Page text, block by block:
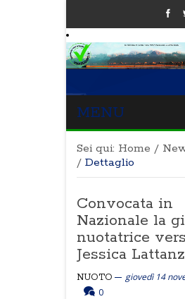
MENU
Sei qui: Home /
/ Dettaglio
Convocata in
Nazionale la
nuotatrice
Jessica
NUOTO
giovedì 14
0